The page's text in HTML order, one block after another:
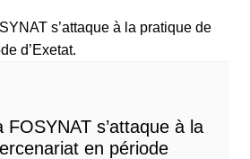
FOSYNAT s’attaque à la
en période